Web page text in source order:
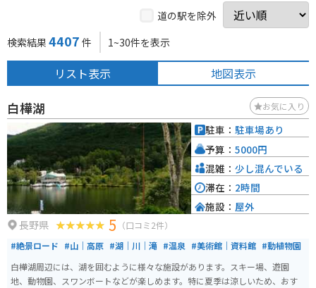
道の駅を除外
検索結果 4407 件 1~30件を表示
リスト表示 地図表示
白樺湖 お気に入り
長野県 5 （口コミ2件）
#絶景ロード #山｜高原 #湖｜川｜滝 #温泉 #美術館｜資料館 #動植物園
白樺湖周辺には、湖を囲むように様々な施設があります。スキー場、遊園
地、動物園、スワンボートなどが楽しめます。特に夏季は涼しいため、おす
駐車： 駐車場あり
予算： 5000円
混雑： 少し混んでいる
滞在： 2時間
施設： 屋外